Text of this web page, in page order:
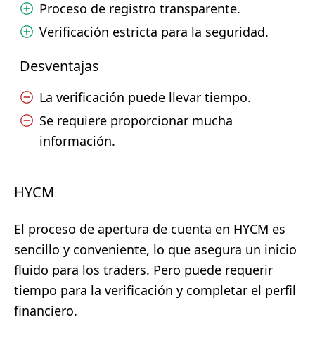
Proceso de registro transparente.
Verificación estricta para la seguridad.
Desventajas
La verificación puede llevar tiempo.
Se requiere proporcionar mucha
información.
HYCM
El proceso de apertura de cuenta en HYCM es
sencillo y conveniente, lo que asegura un inicio
fluido para los traders. Pero puede requerir
tiempo para la verificación y completar el perfil
financiero.